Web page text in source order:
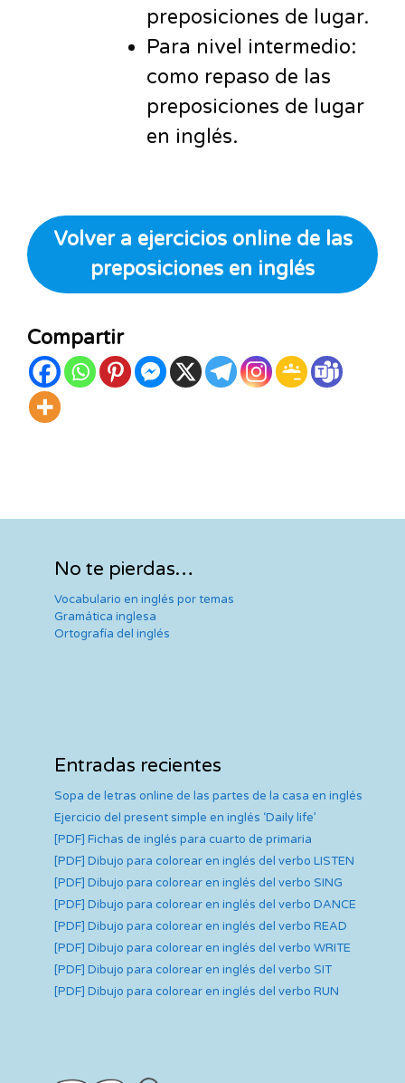
preposiciones de lugar.
Para nivel intermedio:
como repaso de las
preposiciones de lugar
en inglés.
Volver a ejercicios online de las
preposiciones en inglés
Compartir
No te pierdas…
Vocabulario en inglés por temas
Gramática inglesa
Ortografía del inglés
Entradas recientes
Sopa de letras online de las partes de la casa en inglés
Ejercicio del present simple en inglés ‘Daily life’
[PDF] Fichas de inglés para cuarto de primaria
[PDF] Dibujo para colorear en inglés del verbo LISTEN
[PDF] Dibujo para colorear en inglés del verbo SING
[PDF] Dibujo para colorear en inglés del verbo DANCE
[PDF] Dibujo para colorear en inglés del verbo READ
[PDF] Dibujo para colorear en inglés del verbo WRITE
[PDF] Dibujo para colorear en inglés del verbo SIT
[PDF] Dibujo para colorear en inglés del verbo RUN